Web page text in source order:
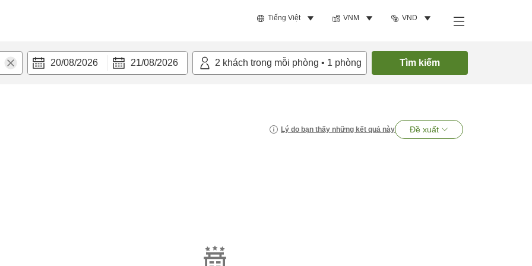
Tiếng Việt VNM VND
20/08/2026 21/08/2026 2 khách trong mỗi phòng • 1 phòng Tìm kiếm
Lý do bạn thấy những kết quả này Đề xuất